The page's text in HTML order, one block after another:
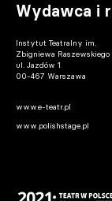
Wydawca i
Instytut Teatralny im.
Zbigniewa Raszewskiego
ul. Jazdów 1
00-467 Warszawa
www.e-teatr.pl
www.polishstage.pl